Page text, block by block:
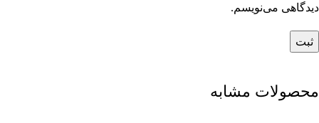
دیدگاهی می‌نویسم.
محصولات مشابه